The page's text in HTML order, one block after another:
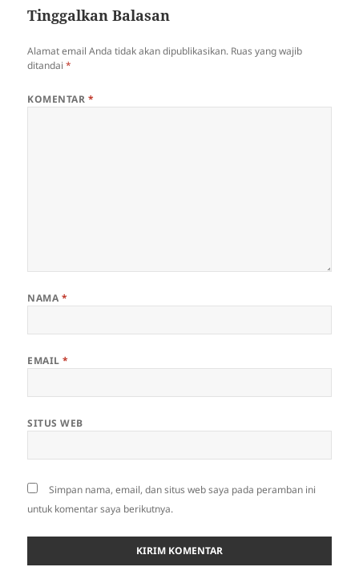
Tinggalkan Balasan
Alamat email Anda tidak akan dipublikasikan. Ruas yang wajib
ditandai*
KOMENTAR *
NAMA *
EMAIL*
SITUS WEB
Simpan nama, email, dan situs web saya pada peramban ini
untuk komentar saya berikutnya.